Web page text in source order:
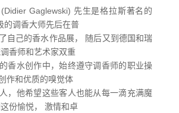
Gaglewski) 先生是格拉斯著名的
的调香大师先后在普
自己的香水作品展， 随后又到德国和瑞
香师和艺术家双重
香水创作中，始终遵守调香师的职业操
作和优质的嗅觉体
，他希望这些客人也能从每一滴充满魔
份愉悦， 激情和卓